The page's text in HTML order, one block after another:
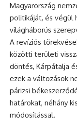
Magyarország
politikáját, és végül
világháborús
A revíziós
közötti területi
döntés, Kárpátalja
ezek a változások
párizsi
határokat, néhány
módosítással.